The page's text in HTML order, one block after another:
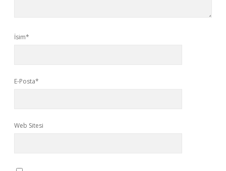
İsim*
E-Posta*
Web Sitesi